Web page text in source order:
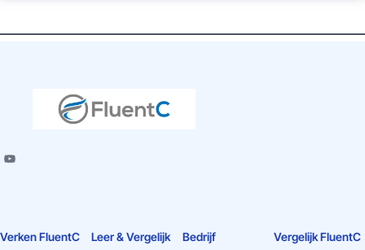
Verken FluentC Leer & Vergelijk Bedrijf Vergelijk FluentC